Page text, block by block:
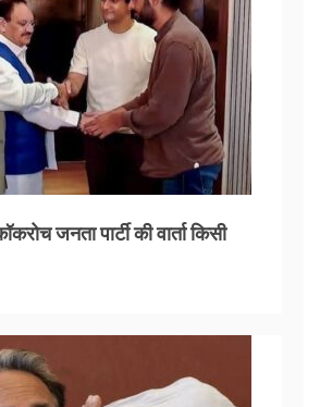
जनता पार्टी की वार्ता किसी